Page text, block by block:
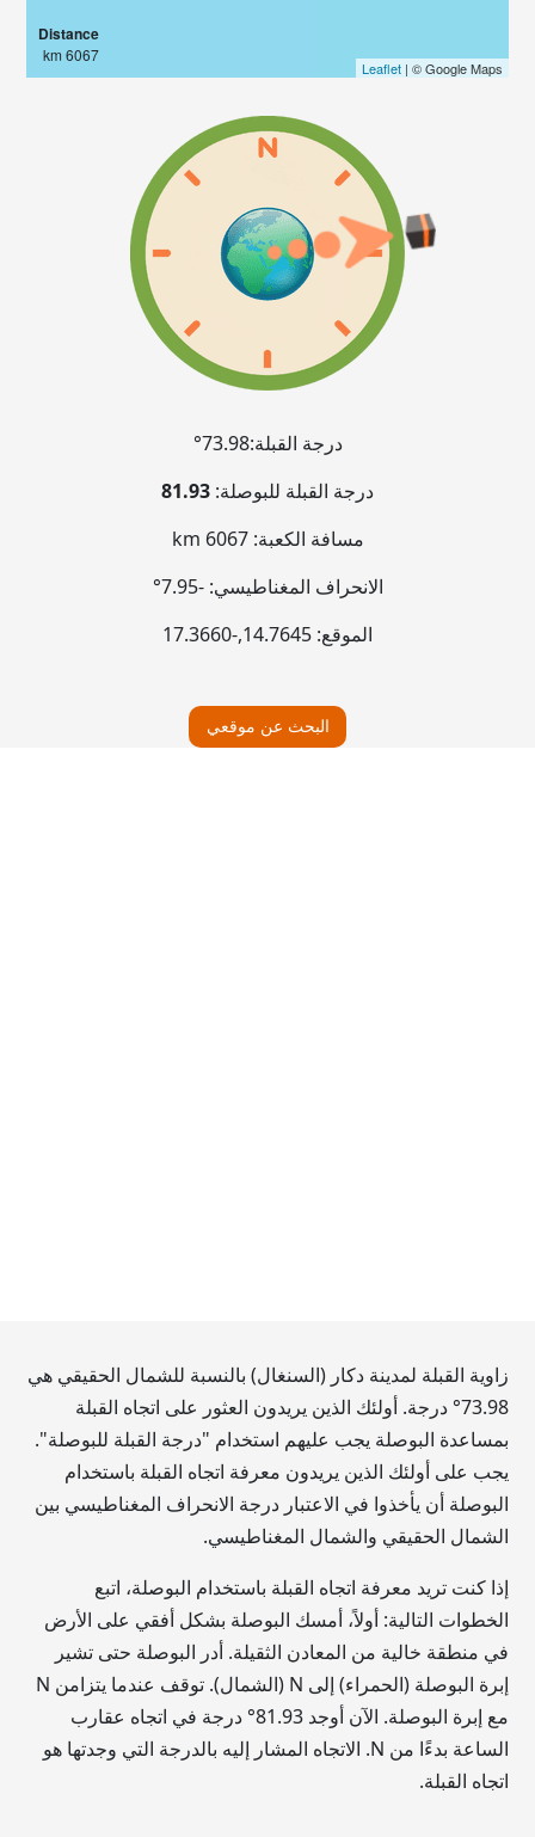
Distance
6067 km
Leaflet| © Google Maps
درجة القبلة:73.98°
درجة القبلة للبوصلة: 81.93
مسافة الكعبة:6067 km
الانحراف المغناطيسي:-7.95°
الموقع: 14.7645
,
-17.3660
البحث عن موقعي
زاوية القبلة لمدينة دكار (السنغال) بالنسبة للشمال الحقيقي هي
73.98° درجة. أولئك الذين يريدون العثور على اتجاه القبلة
بمساعدة البوصلة يجب عليهم استخدام "درجة القبلة للبوصلة".
يجب على أولئك الذين يريدون معرفة اتجاه القبلة باستخدام
البوصلة أن يأخذوا في الاعتبار درجة الانحراف المغناطيسي بين
الشمال الحقيقي والشمال المغناطيسي.
إذا كنت تريد معرفة اتجاه القبلة باستخدام البوصلة، اتبع
الخطوات التالية: أولاً، أمسك البوصلة بشكل أفقي على الأرض
في منطقة خالية من المعادن الثقيلة. أدر البوصلة حتى تشير
إبرة البوصلة (الحمراء) إلى N (الشمال). توقف عندما يتزامن N
مع إبرة البوصلة. الآن أوجد81.93° درجة في اتجاه عقارب
الساعة بدءًا من N. الاتجاه المشار إليه بالدرجة التي وجدتها هو
اتجاه القبلة.